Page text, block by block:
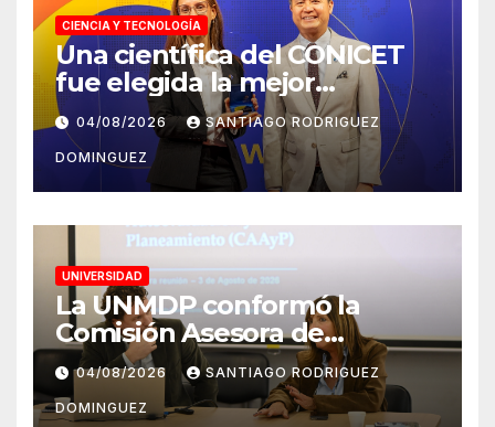
CIENCIA Y TECNOLOGÍA
Una científica del CONICET
fue elegida la mejor
emprendedora del mundo
por transformar
investigación en innovación
agrícola
04/08/2026 SANTIAGO RODRIGUEZ
DOMINGUEZ
UNIVERSIDAD
La UNMDP conformó la
Comisión Asesora de
Autoevaluación y
Planeamiento
04/08/2026 SANTIAGO RODRIGUEZ
DOMINGUEZ